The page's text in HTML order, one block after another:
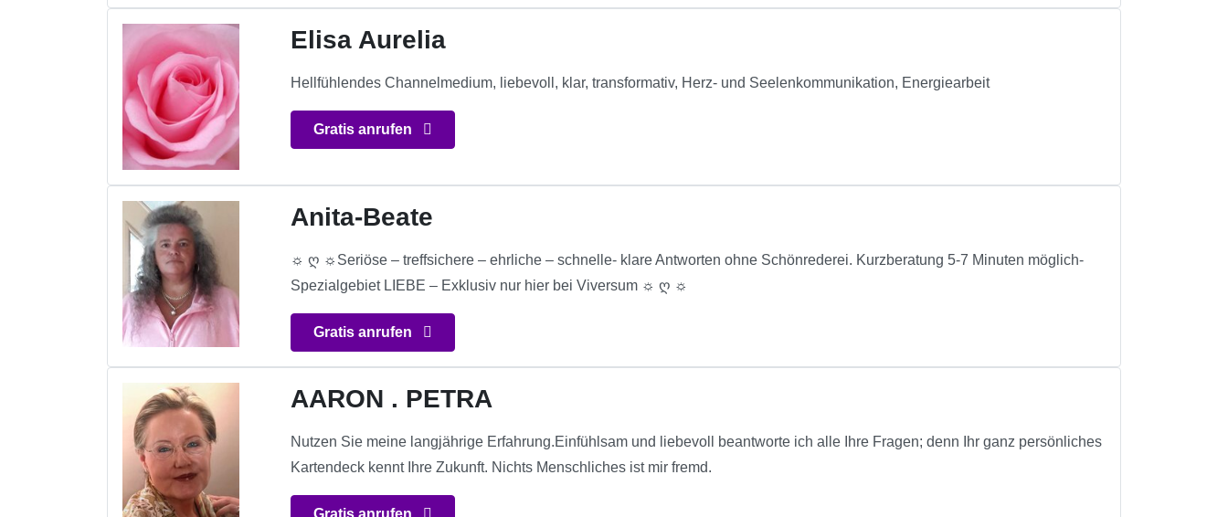
Elisa Aurelia
Hellfühlendes Channelmedium, liebevoll, klar, transformativ, Herz- und Seelenkommunikation, Energiearbeit
Gratis anrufen
Anita-Beate
☼ ღ ☼Seriöse – treffsichere – ehrliche – schnelle- klare Antworten ohne Schönrederei. Kurzberatung 5-7 Minuten möglich-
Spezialgebiet LIEBE – Exklusiv nur hier bei Viversum ☼ ღ ☼
Gratis anrufen
AARON . PETRA
Nutzen Sie meine langjährige Erfahrung.Einfühlsam und liebevoll beantworte ich alle Ihre Fragen; denn Ihr ganz persönliches
Kartendeck kennt Ihre Zukunft. Nichts Menschliches ist mir fremd.
Gratis anrufen